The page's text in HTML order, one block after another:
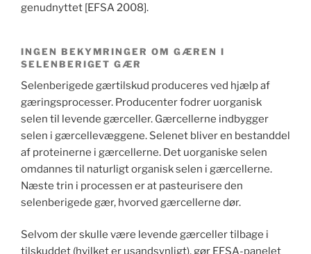
genudnyttet [EFSA 2008].
INGEN BEKYMRINGER OM GÆREN I
SELENBERIGET GÆR
Selenberigede gærtilskud produceres ved hjælp af
gæringsprocesser. Producenter fodrer uorganisk
selen til levende gærceller. Gærcellerne indbygger
selen i gærcellevæggene. Selenet bliver en bestanddel
af proteinerne i gærcellerne. Det uorganiske selen
omdannes til naturligt organisk selen i gærcellerne.
Næste trin i processen er at pasteurisere den
selenberigede gær, hvorved gærcellerne dør.
Selvom der skulle være levende gærceller tilbage i
tilskuddet (hvilket er usandsynligt), gør EFSA-panelet